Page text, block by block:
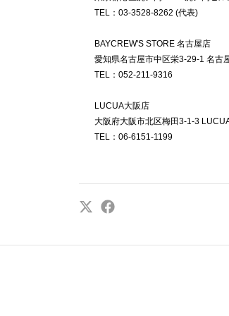
TEL：03-3528-8262 (代表)
BAYCREW'S STORE 名古屋店
愛知県名古屋市中区栄3-29-1 名古
TEL：052-211-9316
LUCUA大阪店
大阪府大阪市北区梅田3-1-3
TEL：06-6151-1199